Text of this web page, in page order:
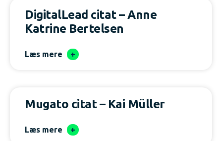
DigitalLead citat – Anne
Katrine Bertelsen
Læs mere
Mugato citat – Kai Müller
Læs mere